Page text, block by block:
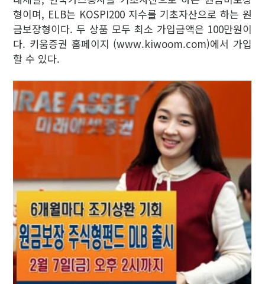
형이며, ELB는 KOSPI200 지수를 기초자산으로 하는 원
금보장형이다. 두 상품 모두 최소 가입금액은 100만원이
다. 키움증권 홈페이지 (www.kiwoom.com)에서 가입
할 수 있다.